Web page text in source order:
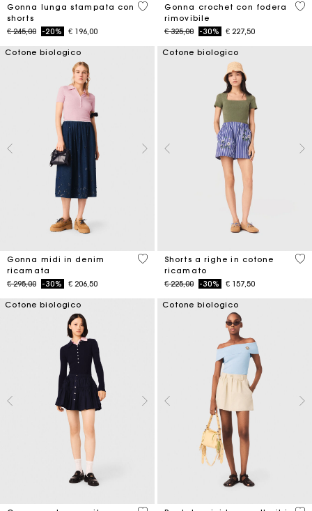
Gonna lunga stampata con
shorts
Price reduced from
€ 245,00to-20% € 196,00
3,7 out of 5 Customer Rating
Gonna crochet con fodera
rimovibile
Price reduced from
€ 325,00to-30% € 227,50
5
Cotone biologico
Gonna midi in denim
ricamata
Price reduced from
€ 295,00to-30% € 206,50
3,4 out of 5 Customer Rating
Cotone biologico
Shorts a righe in cotone
ricamato
Price reduced from
€ 225,00to-30% € 157,50
5
Cotone biologico Cotone biologico